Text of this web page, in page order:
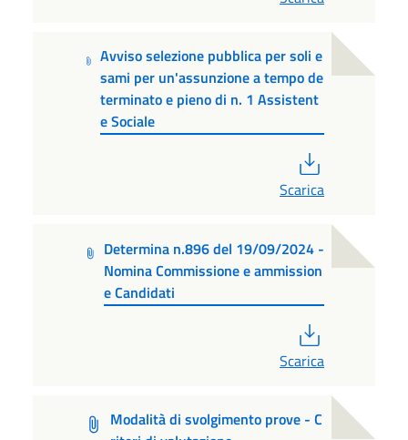
Avviso selezione pubblica per soli e
sami per un'assunzione a tempo de
terminato e pieno di n. 1 Assistent
e Sociale
Scarica
Determina n.896 del 19/09/2024 -
Nomina Commissione e ammission
e Candidati
Scarica
Modalità di svolgimento prove - C